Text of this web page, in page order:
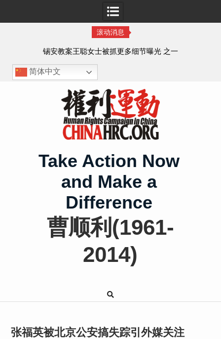
滚动消息
锡安教案王聪女士被抓更多细节曝光 之一
简体中文
Take Action Now
and Make a
Difference
曹顺利(1961-
2014)
张福英被北京公安搞失踪引外媒关注